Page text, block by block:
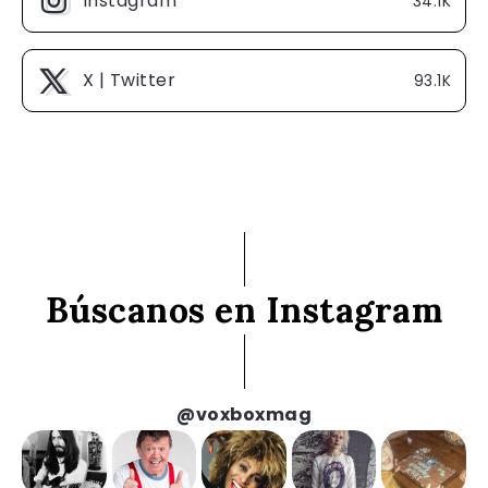
X | Twitter 93.1K
Búscanos en Instagram
@voxboxmag